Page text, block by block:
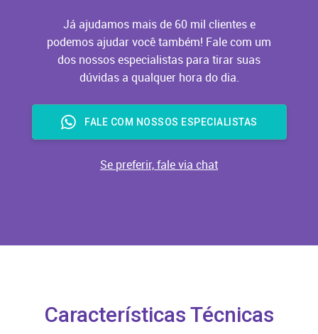
Já ajudamos mais de 60 mil clientes e
podemos ajudar você também! Fale com um
dos nossos especialistas para tirar suas
dúvidas a qualquer hora do dia.
FALE COM NOSSOS ESPECIALISTAS
Se preferir, fale via chat
Características Técnicas